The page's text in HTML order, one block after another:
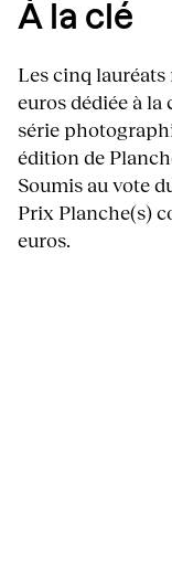
À la clé
Les cinq
euros dédiée à la
série
édition de
Soumis au vote
Prix Planche(s)
euros.